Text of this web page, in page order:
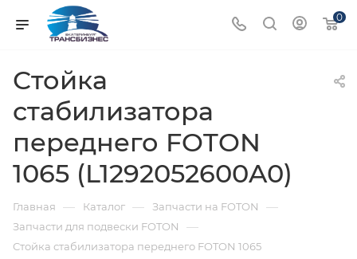
0
Стойка
стабилизатора
переднего FOTON
1065 (L1292052600A0)
Главная — Каталог — Запчасти на FOTON —
Запчасти для подвески FOTON —
Стойка стабилизатора переднего FOTON 1065